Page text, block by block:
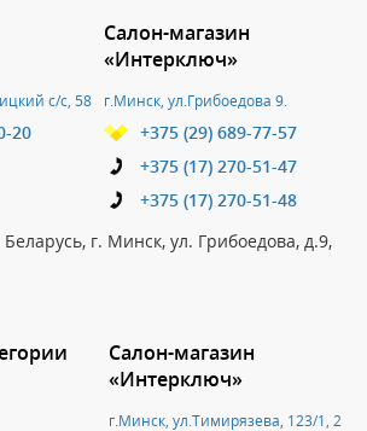
с/с, 58
20
Салон-магазин
«Интерключ»
г.Минск, ул.Грибоедова 9.
+375 (29) 689-77-57
+375 (17) 270-51-47
+375 (17) 270-51-48
г. Минск, ул. Грибоедова, д.9,
Салон-магазин
«Интерключ»
г.Минск, ул.Тимирязева, 123/1, 2